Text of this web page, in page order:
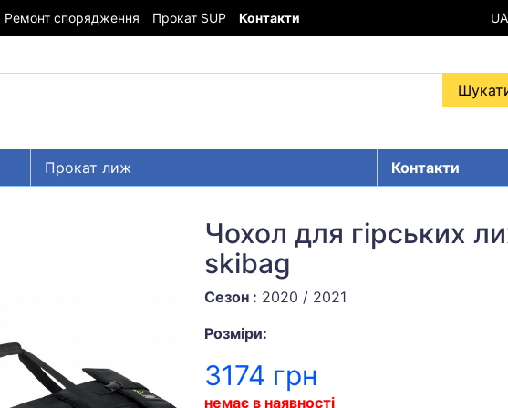
Ремонт спорядження Прокат SUP Контакти UA
Прокат лиж
Контакти
Чохол для гірських
skibag
Сезон : 2020 / 2021
Розміри:
3174 грн
немає в наявності